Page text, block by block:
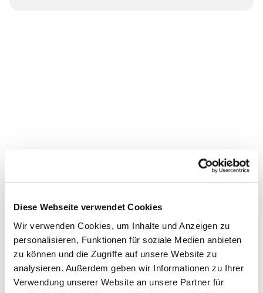
Diese Webseite verwendet Cookies
Wir verwenden Cookies, um Inhalte und Anzeigen zu
personalisieren, Funktionen für soziale Medien anbieten
zu können und die Zugriffe auf unsere Website zu
analysieren. Außerdem geben wir Informationen zu Ihrer
Verwendung unserer Website an unsere Partner für
Dies könnte Sie auch